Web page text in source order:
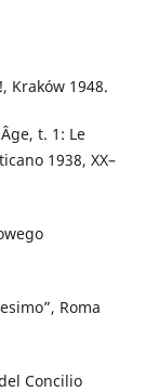
Kraków 1948.
t. 1: Le
1938, XX–
Roma
Concilio